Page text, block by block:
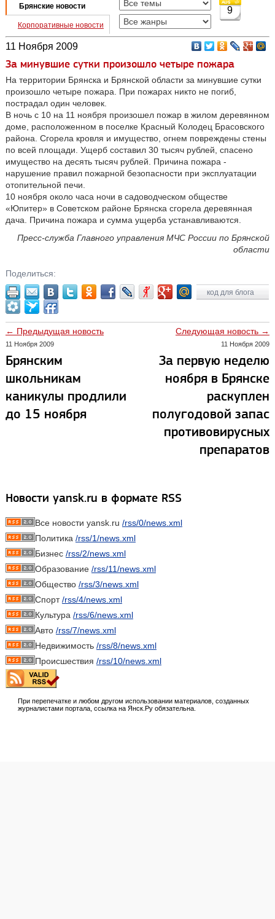
Брянские новости
Корпоративные новости
9
11 Ноября 2009
За минувшие сутки произошло четыре пожара
На территории Брянска и Брянской области за минувшие сутки
произошло четыре пожара. При пожарах никто не погиб,
пострадал один человек.
В ночь с 10 на 11 ноября произошел пожар в жилом деревянном
доме, расположенном в поселке Красный Колодец Брасовского
района. Сгорела кровля и имущество, огнем повреждены стены
по всей площади. Ущерб составил 30 тысяч рублей, спасено
имущество на десять тысяч рублей. Причина пожара -
нарушение правил пожарной безопасности при эксплуатации
отопительной печи.
10 ноября около часа ночи в садоводческом обществе
«Юпитер» в Советском районе Брянска сгорела деревянная
дача. Причина пожара и сумма ущерба устанавливаются.
Пресс-служба Главного управления МЧС России по Брянской
области
Поделиться:
код для блога
← Предыдущая новость
11 Ноября 2009
Брянским
школьникам
каникулы продлили
до 15 ноября
Следующая новость →
11 Ноября 2009
За первую неделю
ноября в Брянске
раскуплен
полугодовой запас
противовирусных
препаратов
Новости yansk.ru в формате RSS
Все новости yansk.ru /rss/0/news.xml
Политика /rss/1/news.xml
Бизнес /rss/2/news.xml
Образование /rss/11/news.xml
Общество /rss/3/news.xml
Спорт/rss/4/news.xml
Культура /rss/6/news.xml
Авто /rss/7/news.xml
Недвижимость /rss/8/news.xml
Происшествия /rss/10/news.xml
При перепечатке и любом другом использовании материалов, созданных
журналистами портала, ссылка на Янск.Ру обязательна.